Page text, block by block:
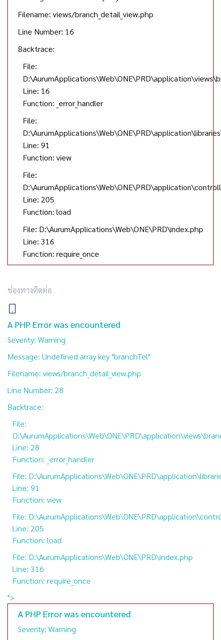
Filename: views/branch_detail_view.php
Line Number: 16
Backtrace:
File:
Line: 16
Function: _error_handler
File:
Line: 91
Function: view
File:
Line: 205
Function: load
File: D:\AurumApplications\Web\ONE\PRD\index.php
Line: 316
Function: require_once
ช่องทางติดต่อ
A PHP Error was encountered
Severity: Warning
Message: Undefined array key "branchTel"
Filename: views/branch_detail_view.php
Line Number: 28
Backtrace:
File:
Line: 28
Function: _error_handler
File:
Line: 91
Function: view
File:
Line: 205
Function: load
File: D:\AurumApplications\Web\ONE\PRD\index.php
Line: 316
Function: require_once
">
A PHP Error was encountered
Severity: Warning